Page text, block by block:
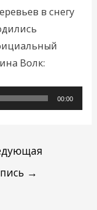
в снегу
Волк:
00:00
→